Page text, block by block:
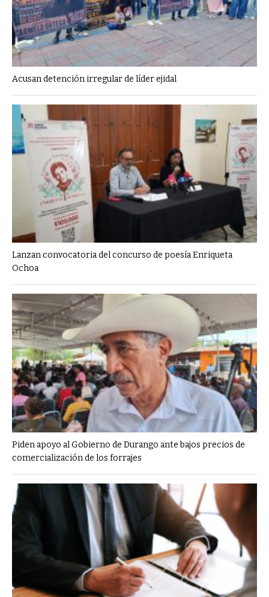
Acusan detención irregular de líder ejidal
Lanzan convocatoria del concurso de poesía Enriqueta
Ochoa
Piden apoyo al Gobierno de Durango ante bajos precios de
comercialización de los forrajes